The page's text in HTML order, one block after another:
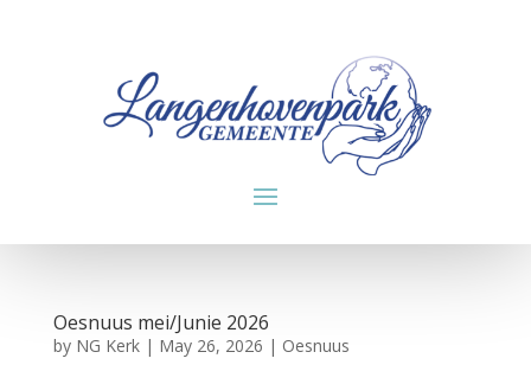
Oesnuus mei/Junie 2026
by NG Kerk| May 26, 2026 | Oesnuus